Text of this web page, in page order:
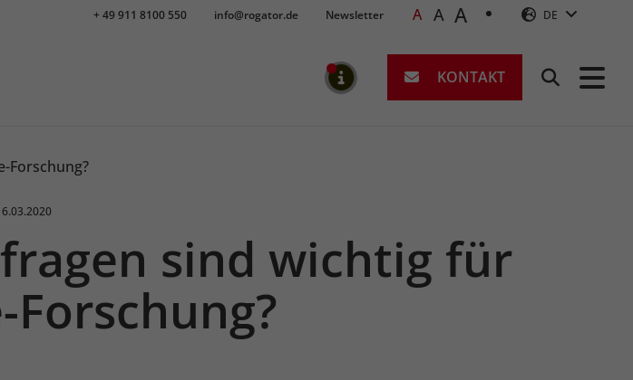
+ 49 911 8100 550 info@rogator.de Newsletter A A A DE
MELDUNGEN
KONTAKT Suchen
Forschung?
am:
sind wichtig für